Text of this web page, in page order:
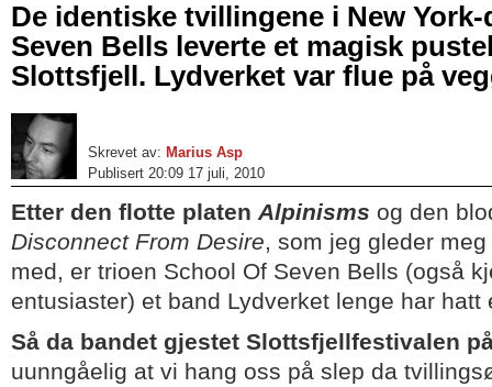
De identiske tvillingene i New
Seven Bells leverte et magisk
Slottsfjell. Lydverket var flue på
Skrevet av: Marius Asp
Publisert 20:09 17 juli, 2010
Etter den flotte platenAlpinisms og den
Disconnect From Desire, som jeg gleder
med, er trioen School Of Seven Bells (også
entusiaster) et band Lydverket lenge har hatt
Så da bandet gjestet Slottsfjellfestivalen
uunngåelig at vi hang oss på slep da